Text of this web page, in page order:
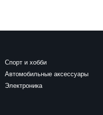
Спорт и хобби
Автомобильные аксессуары
Электроника